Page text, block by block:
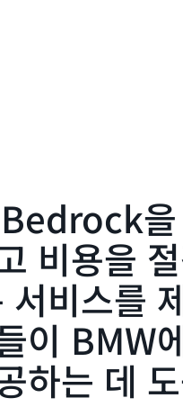
을
비용을
서비스를
이 BMW
하는 데